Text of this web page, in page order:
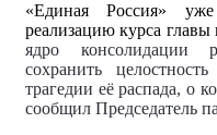
«Единая Россия» уже
реализацию курса главы
ядро консолидации
сохранить
трагедии её распада, о
сообщил Председатель